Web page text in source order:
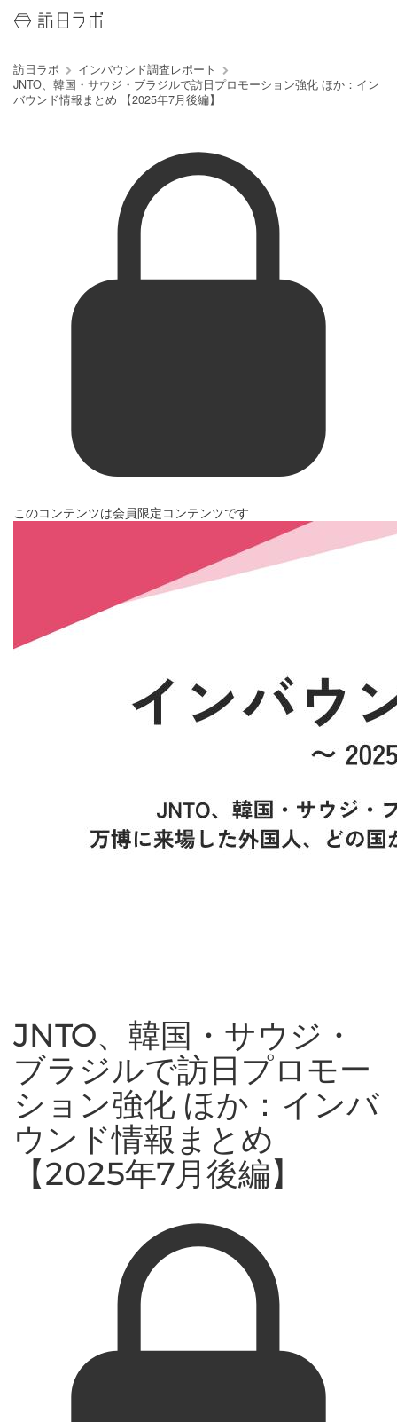
訪日ラボ
インバウンド調査レポート
JNTO、韓国・サウジ・ブラジルで訪日プロモーション強化 ほか：イン
バウンド情報まとめ 【2025年7月後編】
このコンテンツは会員限定コンテンツです
JNTO、韓国・サウジ・
ブラジルで訪日プロモー
ション強化 ほか：インバ
ウンド情報まとめ
【2025年7月後編】